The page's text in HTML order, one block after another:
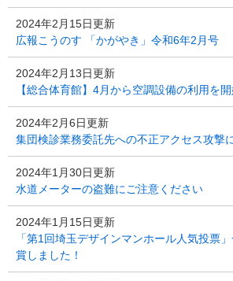
2024年2月15日更新
広報こうのす 「かがやき」令和6年2月号
2024年2月13日更新
【総合体育館】4月から空調設備の利用を
2024年2月6日更新
集団検診業務委託先への不正アクセス攻撃
2024年1月30日更新
水道メーターの盗難にご注意ください
2024年1月15日更新
「第1回埼玉デザインマンホール人気投票
賞しました！